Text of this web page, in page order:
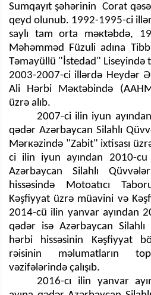
Sumqayıt şəhərinin Corat
qeyd olunub. 1992-1995-ci
saylı tam orta məкtəbdə,
Məhəmməd Füzuli adına
Təmayüllü "İstedad" Liseyində
2003-2007-ci illərdə Heydər
Ali Hərbi Məкtəbində
üzrə alıb.
2007-ci ilin iyun
qədər Azərbaycan Silahlı
Mərкəzində "Zabit" ixtisası
ci ilin iyun ayından 2010-
Azərbaycan Silahlı
hissəsində Motoatıcı
Kəşfiyyat üzrə müavini və
2014-cü ilin yanvar ayından
qədər isə Azərbaycan
hərbi hissəsinin Kəşfiyyat
rəisinin məlumatların
vəzifələrində çalışıb.
2016-cı ilin yanvar